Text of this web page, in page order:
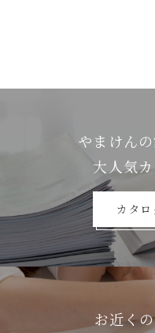
やまけん
⼤⼈気
カタ
お近く